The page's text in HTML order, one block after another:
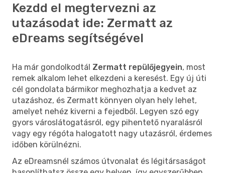
Kezdd el megtervezni az
utazásodat ide: Zermatt az
eDreams segítségével
Ha már gondolkodtál Zermatt repülőjegyein, most
remek alkalom lehet elkezdeni a keresést. Egy új úti
cél gondolata bármikor meghozhatja a kedvet az
utazáshoz, és Zermatt könnyen olyan hely lehet,
amelyet nehéz kiverni a fejedből. Legyen szó egy
gyors városlátogatásról, egy pihentető nyaralásról
vagy egy régóta halogatott nagy utazásról, érdemes
időben körülnézni.
Az eDreamsnél számos útvonalat és légitársaságot